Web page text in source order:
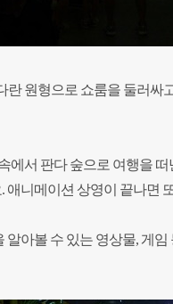
란 원형으로 쇼룸을 둘러
에서 판다 숲으로 여행을
애니메이션 상영이 끝나면
알아볼 수 있는 영상물, 게